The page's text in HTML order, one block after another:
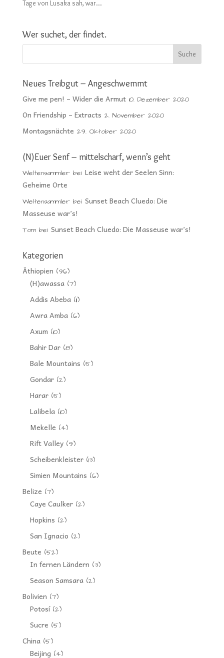
Tage von Lusaka sah, war...
Wer suchet, der findet.
Neues Treibgut – Angeschwemmt
Give me pen! – Wider die Armut 10. Dezember 2020
On Friendship – Extracts 2. November 2020
Montagsnächte 29. Oktober 2020
(N)Euer Senf – mittelscharf, wenn’s geht
Weltensammlerbei Leise weht der Seelen Sinn:
Geheime Orte
Weltensammlerbei Sunset Beach Cluedo: Die
Masseuse war’s!
Tombei Sunset Beach Cluedo: Die Masseuse war’s!
Kategorien
Äthiopien (96)
(H)awassa(7)
Addis Abeba(11)
Awra Amba(6)
Axum (10)
Bahir Dar(8)
Bale Mountains (5)
Gondar(2)
Harar(5)
Lalibela(10)
Mekelle (4)
Rift Valley(9)
Scheibenkleister(13)
Simien Mountains (6)
Belize (7)
Caye Caulker(2)
Hopkins (2)
San Ignacio (2)
Beute (52)
In fernen Ländern (3)
Season Samsara(2)
Bolivien (7)
Potosí(2)
Sucre (5)
China(5)
Beijing (4)